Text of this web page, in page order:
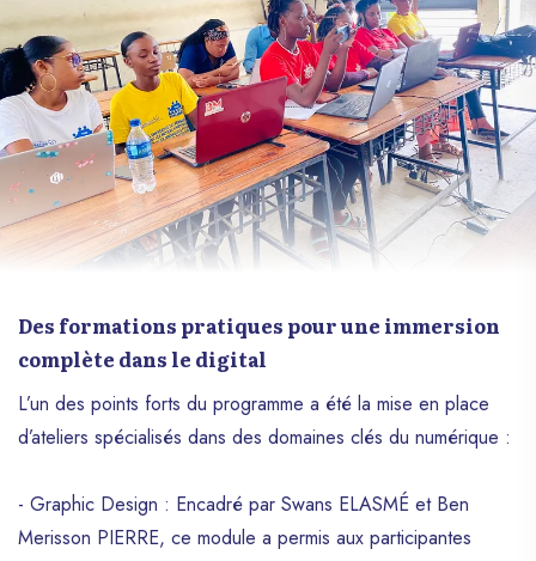
Des formations pratiques pour une immersion
complète dans le digital
L’un des points forts du programme a été la mise en place
d’ateliers spécialisés dans des domaines clés du numérique :
- Graphic Design : Encadré par Swans ELASMÉ et Ben
Merisson PIERRE, ce module a permis aux participantes